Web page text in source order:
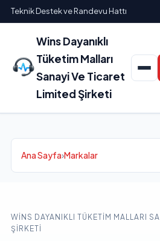
Teknik Destek ve Randevu Hattı
Wins Dayanıklı
Tüketim Malları
Sanayi Ve Ticaret
Limited Şirketi
Ana Sayfa›Markalar
WINS DAYANIKLI TÜKETIM MALLARI
ŞIRKETI